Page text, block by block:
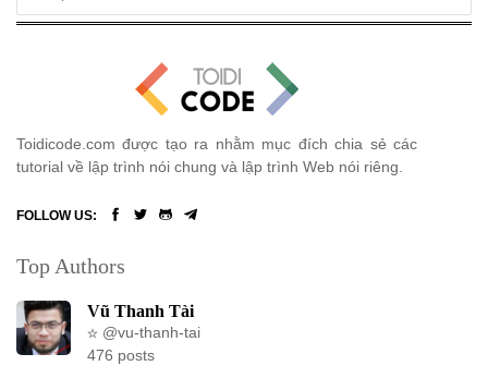
Toidicode.com được tạo ra nhằm mục đích chia sẻ các
tutorial về lập trình nói chung và lập trình Web nói riêng.
FOLLOW US:
Top Authors
Vũ Thanh Tài
@vu-thanh-tai
476 posts